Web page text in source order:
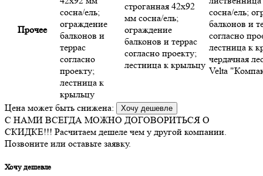
Прочее
сосна/ель;
ограждение
балконов и
террас
согласно
проекту;
лестница к
крыльцу
строганная 42х92
мм сосна/ель;
ограждение
балконов и террас
согласно проекту;
лестница к крыльцу
сосна/ель;
балконов и
согласно
лестница к
чердачная
Velta
Цена может быть снижена: Хочу дешевле
С НАМИ ВСЕГДА МОЖНО ДОГОВОРИТЬСЯ О
СКИДКЕ!!! Расчитаем дешеле чем у другой компании.
Позвоните или оставьте заявку.
Хочу дешевле